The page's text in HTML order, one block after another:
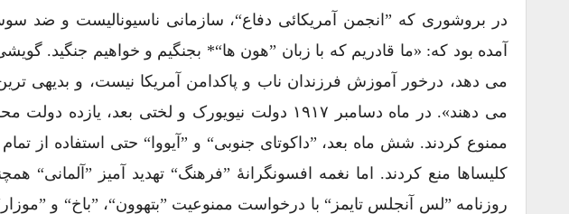
آمده بود که: «ما قادریم که با زبان ”هون ها“* بجنگیم و خواهیم جنگید.
می دهد، درخور آموزش فرزندان ناب و پاکدامن آمریکا نیست، و بدیهی
می دهند». در ماه دسامبر ۱۹۱۷ دولت نیویورک و لختی
ممنوع کردند. شش ماه بعد، ”داکوتای جنوبی“ و ”آیووا“ حتی استفاده از
روزنامه ”لس آنجلس تایمز“ با درخواست ممنوعیت ”بتهوون“، ”باخ“ و